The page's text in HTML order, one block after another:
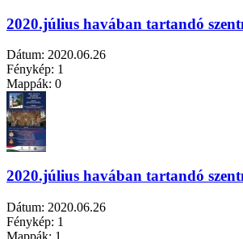
2020.július havában tartandó
Dátum: 2020.06.26
Fénykép: 1
Mappák: 0
2020.július havában tartandó
Dátum: 2020.06.26
Fénykép: 1
Mappák: 1